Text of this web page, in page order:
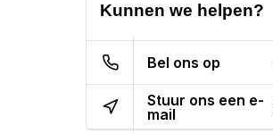
Kunnen we helpen?
Bel ons op
Stuur ons een e-
mail